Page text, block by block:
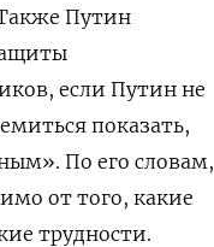
Путин
если Путин не
показать,
По его словам,
от того, какие
трудности.